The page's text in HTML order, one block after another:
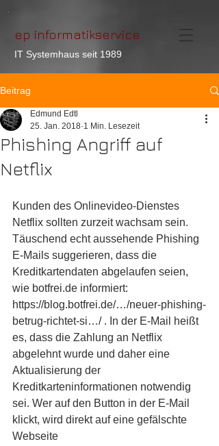
ep informatikservice
IT Systemhaus seit 1989
Beitrag
Phishing Angriff auf
Netflix
Edmund Edtl
25. Jan. 2018 1 Min. Lesezeit
Kunden des Onlinevideo-Dienstes
Netflix sollten zurzeit wachsam sein.
Täuschend echt aussehende Phishing
E-Mails suggerieren, dass die
Kreditkartendaten abgelaufen seien,
wie botfrei.de informiert:
https://blog.botfrei.de/…/neuer-phishing-
betrug-richtet-si…/ . In der E-Mail heißt
es, dass die Zahlung an Netflix
abgelehnt wurde und daher eine
Aktualisierung der
Kreditkarteninformationen notwendig
sei. Wer auf den Button in der E-Mail
klickt, wird direkt auf eine gefälschte
Webseite